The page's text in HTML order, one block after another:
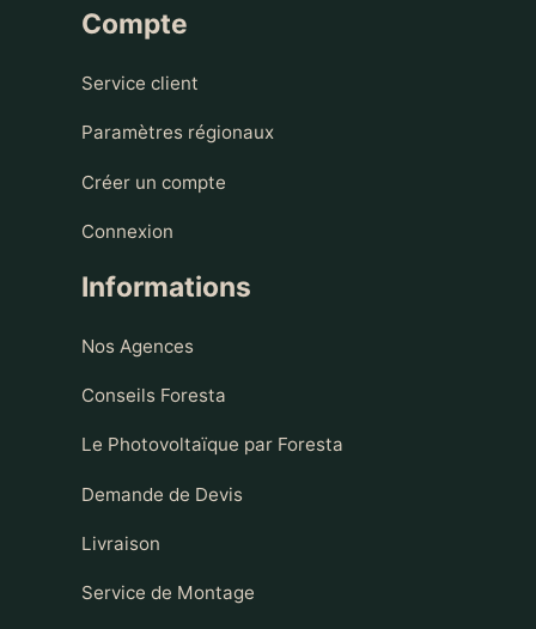
Compte
Service client
Paramètres régionaux
Créer un compte
Connexion
Informations
Nos Agences
Conseils Foresta
Le Photovoltaïque par Foresta
Demande de Devis
Livraison
Service de Montage